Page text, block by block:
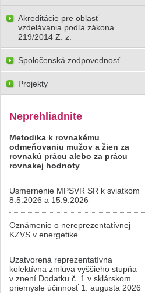
Akreditácie pre oblasť
vzdelávania podľa zákona
219/2014 Z. z.
Spoločenská zodpovednosť
Projekty
Neprehliadnite
Metodika k rovnakému
odmeňovaniu mužov a žien za
rovnakú prácu alebo za prácu
rovnakej hodnoty
Usmernenie MPSVR SR k sviatkom
8.5.2026 a 15.9.2026
Oznámenie o nereprezentatívnej
KZVS v energetike
Uzatvorená reprezentatívna
kolektívna zmluva vyššieho stupňa
v znení Dodatku č. 1 v sklárskom
priemysle účinnosť 1. augusta 2026